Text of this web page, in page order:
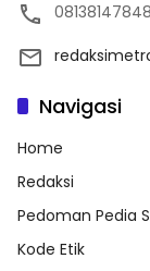
Navigasi
Home
Redaksi
Pedoman Pedia
Kode Etik